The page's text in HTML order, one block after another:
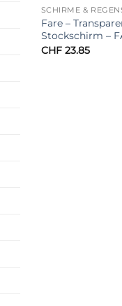
SCHIRME &
Fare –
Stockschirm –
CHF23.85